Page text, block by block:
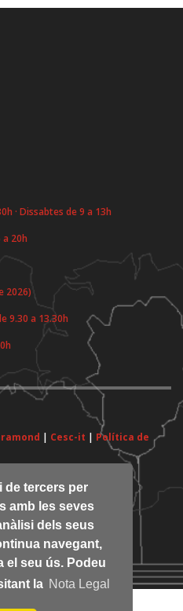
de tercers per
amb les seves
dels seus
navegant,
el seu ús. Podeu
la Nota Legal
· Dissabtes de 9 a 13h
20h
2026)
9.30 a 13.30h
| Cesc-it | Política de